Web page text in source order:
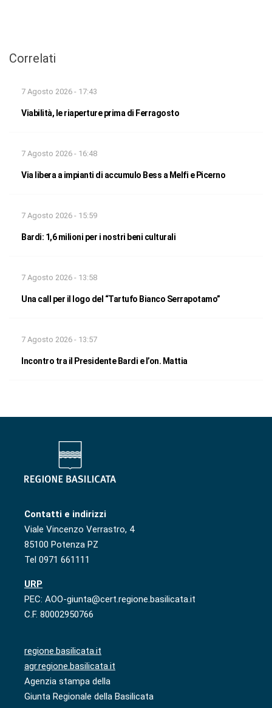
Correlati
7 Agosto 2026 - 17:43
Viabilità, le riaperture prima di Ferragosto
7 Agosto 2026 - 16:48
Via libera a impianti di accumulo Bess a Melfi e Picerno
7 Agosto 2026 - 15:59
Bardi: 1,6 milioni per i nostri beni culturali
7 Agosto 2026 - 13:58
Una call per il logo del “Tartufo Bianco Serrapotamo”
7 Agosto 2026 - 13:57
Incontro tra il Presidente Bardi e l’on. Mattia
Contatti e indirizzi
Viale Vincenzo Verrastro, 4
85100 Potenza PZ
Tel 0971 661111
URP
PEC: AOO-giunta@cert.regione.basilicata.it
C.F. 80002950766
regione.basilicata.it
agr.regione.basilicata.it
Agenzia stampa della
Giunta Regionale della Basilicata